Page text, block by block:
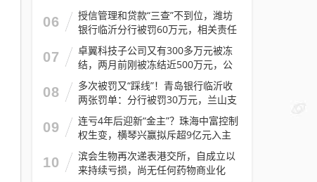
06
授信管理和贷款“三查”不到位，潍坊
银行临沂分行被罚60万元，相关责任
人被警告
07
卓翼科技子公司又有300多万元被冻
结，两月前刚被冻结近500万元，公
司去年预计亏损至少2.1亿元
08
多次被罚又“踩线”！青岛银行临沂收
两张罚单：分行被罚30万元，兰山支
行被罚30万元
09
连亏4年后迎新“金主”？珠海中富控制
权生变，横琴兴赢拟斥超9亿元入主
10
滨会生物再次递表港交所，自成立以
来持续亏损，尚无任何药物商业化